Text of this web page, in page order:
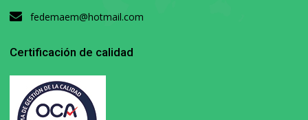
fedemaem@hotmail.com
Certificación de calidad